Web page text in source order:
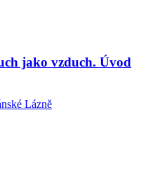
jako vzduch. Úvod
Lázně